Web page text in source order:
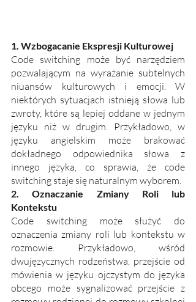
1. Wzbogacanie Ekspresji Kulturowej
Code switching może być narzędziem
pozwalającym na wyrażanie subtelnych
niuansów kulturowych i emocji. W
niektórych sytuacjach istnieją słowa lub
zwroty, które są lepiej oddane w jednym
języku niż w drugim. Przykładowo, w
języku angielskim może brakować
dokładnego odpowiednika słowa z
innego języka, co sprawia, że code
switching staje się naturalnym wyborem.
2. Oznaczanie Zmiany Roli lub
Kontekstu
Code switching może służyć do
oznaczenia zmiany roli lub kontekstu w
rozmowie. Przykładowo, wśród
dwujęzycznych rodzeństwa, przejście od
mówienia w języku ojczystym do języka
obcego może sygnalizować przejście z